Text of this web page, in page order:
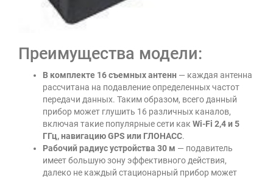
Преимущества модели:
В комплекте 16 съемных антенн — каждая антенна
рассчитана на подавление определенных частот
передачи данных. Таким образом, всего данный
прибор может глушить 16 различных каналов,
включая такие популярные сети как Wi-Fi 2,4 и 5
ГГц, навигацию GPS или ГЛОНАСС.
Рабочий радиус устройства 30 м — подавитель
имеет большую зону эффективного действия,
далеко не каждый стационарный прибор может